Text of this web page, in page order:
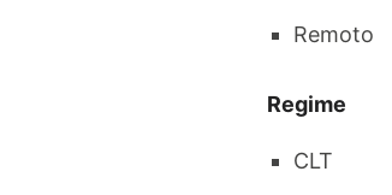
Remoto
Regime
CLT